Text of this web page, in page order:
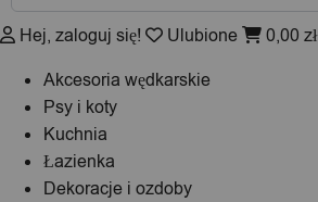
Hej, zaloguj się! Ulubione 0,00 zł
Akcesoria wędkarskie
Psy i koty
Kuchnia
Łazienka
Dekoracje i ozdoby